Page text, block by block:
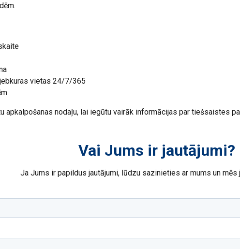
vietas 24/7/365
apkalpošanas nodaļu, lai iegūtu vairāk informācijas par tiešsaistes
Vai Jums ir jautājumi?
Ja Jums ir papildus jautājumi, lūdzu sazinieties ar mums un mēs
tīmekļa vietnē tiek izmantoti sīkfaili
to var apvienot ar citu informāciju, ko esat viņiem sniedzis vai ko viņi
Privātuma politika
Veiktspējas
ATTEIKTIES NO VISIEM
RĀDĪT DETAĻAS